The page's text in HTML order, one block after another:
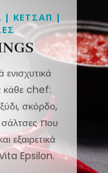
| ΚΕΤΣΑΠ |
κάθε chef:
σκόρδο,
σάλτσες που
εξαιρετικά
Epsilon.